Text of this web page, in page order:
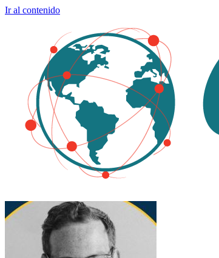
Ir al contenido